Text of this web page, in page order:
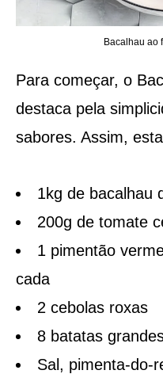
Bacalhau ao
Para começar, o
destaca pela
sabores. Assim,
1kg de bacalhau
200g de tomate
1 pimentão
cada
2 cebolas roxas
8 batatas
Sal, pimenta-do-